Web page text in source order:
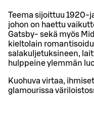
Teema sijoittuu 1920-
johon on haettu
Gatsby- sekä myös
kieltolain
salakuljetuksineen,
hulppeine ylemmän
Kuohuva virtaa,
glamourissa